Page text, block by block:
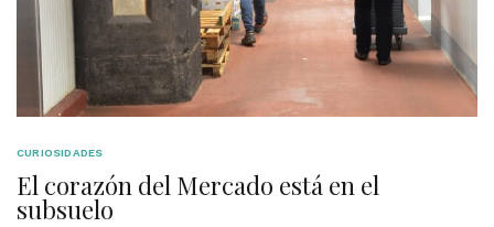
CURIOSIDADES
El corazón del Mercado está en el
subsuelo